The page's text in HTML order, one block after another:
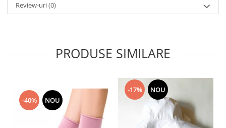
Review-uri(0)
PRODUSE SIMILARE
-40% NOU
-17% NOU